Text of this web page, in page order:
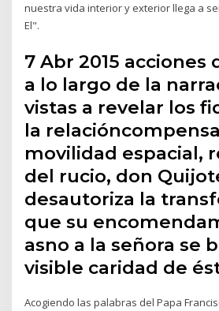
nuestra vida interior y exterior llega a
El".
7 Abr 2015 acciones
a lo largo de la
vistas a revelar los
la
movilidad espacial,
del rucio, don
desautoriza la
que su
asno a la señora se
visible caridad de
Acogiendo las palabras del Papa